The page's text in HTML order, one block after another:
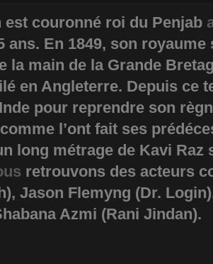
est couronné roi du Penjab
ans. En 1849, son royaume
la main de la Grande
en Angleterre. Depuis ce
pour reprendre son
l’ont fait ses
long métrage de Kavi Raz
retrouvons des acteurs
Jason Flemyng (Dr.
Azmi (Rani Jindan).